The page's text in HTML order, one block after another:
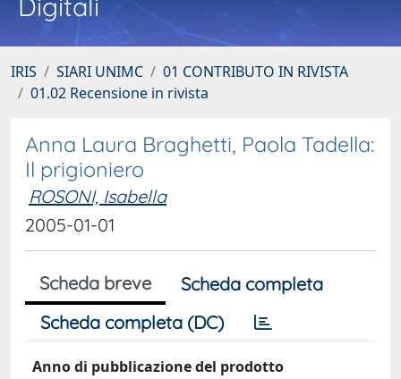
IRIS SIARI UNIMC
01 CONTRIBUTO IN RIVISTA
01.02 Recensione in rivista
Anna Laura Braghetti, Paola Tadella:
Il prigioniero
ROSONI, Isabella
2005-01-01
Scheda breve
Scheda completa
Scheda completa (DC)
Anno di pubblicazione del prodotto